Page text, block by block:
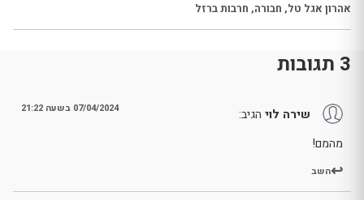
אהרון אגל טל, חבורה, חרבות ברזל
3 תגובות
שירה לוי הגיב: 07/04/2024 בשעה 21:22
מהמם!
השב